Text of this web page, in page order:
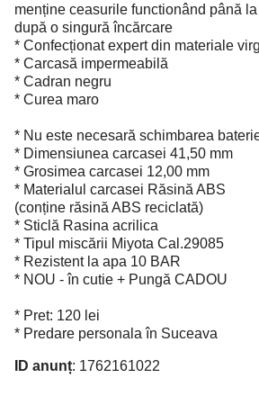
menține ceasurile functionând până
după o singură încărcare
* Confecționat expert din materiale
* Carcasă impermeabilă
* Cadran negru
* Curea maro
* Nu este necesară schimbarea
* Dimensiunea carcasei 41,50 mm
* Grosimea carcasei 12,00 mm
* Materialul carcasei Răsină ABS
(conține răsină ABS reciclată)
* Sticlă Rasina acrilica
* Tipul miscării Miyota Cal.29085
* Rezistent la apa 10 BAR
* NOU - în cutie + Pungă CADOU
* Pret: 120 lei
* Predare personala în Suceava
ID anunț: 1762161022